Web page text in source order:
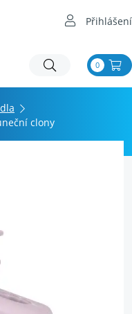
Přihlášení
0
clony